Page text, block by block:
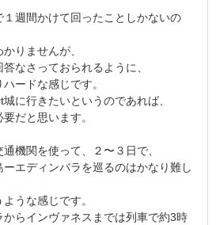
週間かけて回ったことしかないの
りませんが、
なさっておられるように、
ードな感じです。
に行きたいというのであれば、
だと思います。
機関を使って、２〜３日で、
エディンバラを巡るのはかなり難し
うな感じです。
らインヴァネスまでは列車で約3時